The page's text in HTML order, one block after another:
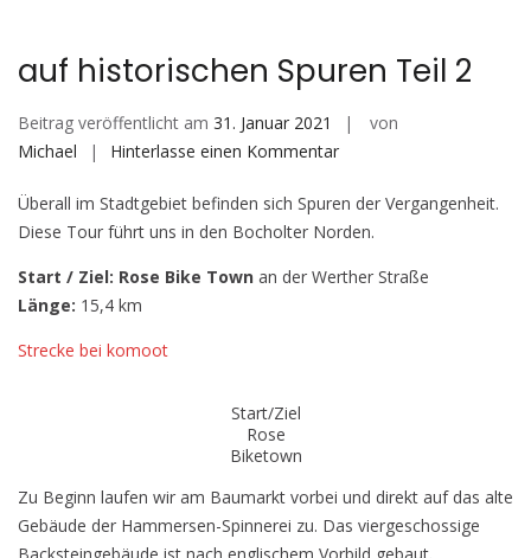
auf historischen Spuren Teil 2
Beitrag veröffentlicht am 31. Januar 2021
von
Michael
Hinterlasse einen Kommentarauf
historischen
Spuren
Überall im Stadtgebiet befinden sich Spuren der Vergangenheit.
Diese Tour führt uns in den Bocholter Norden.
Start / Ziel: Rose Bike Town an der Werther Straße
Länge: 15,4 km
Strecke bei komoot
Start/Ziel
Rose
Biketown
Zu Beginn laufen wir am Baumarkt vorbei und direkt auf das alte
Gebäude der Hammersen-Spinnerei zu. Das viergeschossige
Backsteingebäude ist nach englischem Vorbild gebaut.